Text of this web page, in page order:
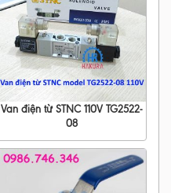
Van điện từ STNC 110V TG2522-
08